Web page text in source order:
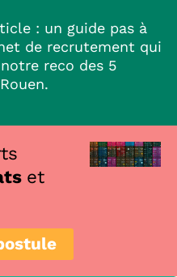
: un guide pas à
de recrutement qui
reco des 5
et